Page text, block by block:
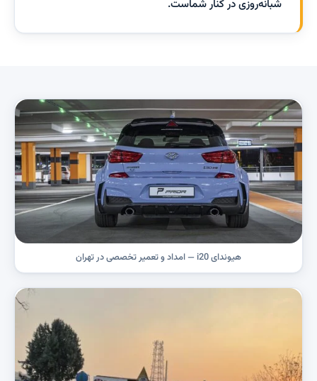
شبانه‌روزی در کنار شماست.
هیوندای i20 — امداد و تعمیر تخصصی در تهران